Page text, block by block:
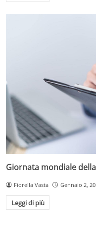
Giornata mondiale
Fiorella Vasta Gennaio 2,
Leggi di più